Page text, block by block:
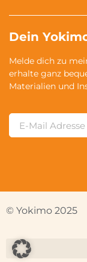
Dein
Melde dich zu
erhalte ganz
Materialien und
© Yokimo 2025